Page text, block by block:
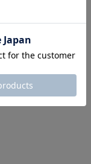
ケトロイ＞ バーニー
ーク限定 ロングスリ
ー
OFF